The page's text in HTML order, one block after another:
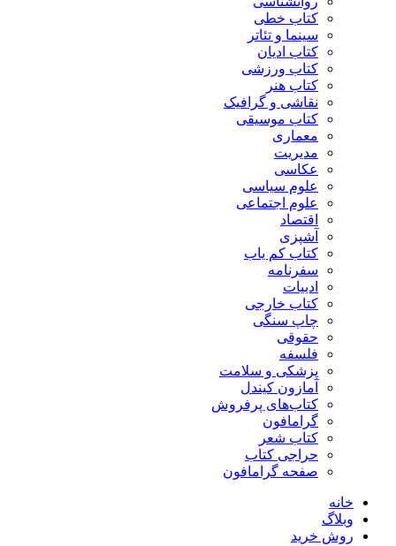
کتاب خطی
سینما و تئاتر
کتاب ادیان
کتاب ورزشی
کتاب هنر
نقاشی و گرافیک
کتاب موسیقی
معماری
مدیریت
عکاسی
علوم سیاسی
علوم اجتماعی
اقتصاد
آشپزی
کتاب کم یاب
سفرنامه
ادبیات
کتاب خارجی
چاپ سنگی
حقوقی
فلسفه
پزشکی و سلامت
آمازون کیندل
کتاب‌های پرفروش
گرامافون
کتاب شعر
حراجی کتاب
صفحه گرامافون
خانه
وبلاگ
روش خرید